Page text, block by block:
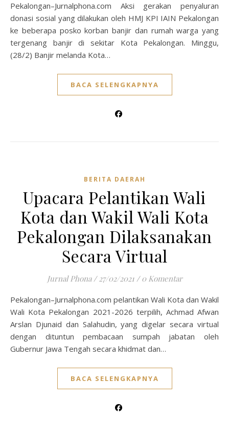
Pekalongan–Jurnalphona.com Aksi gerakan penyaluran
donasi sosial yang dilakukan oleh HMJ KPI IAIN Pekalongan
ke beberapa posko korban banjir dan rumah warga yang
tergenang banjir di sekitar Kota Pekalongan. Minggu,
(28/2) Banjir melanda Kota…
BACA SELENGKAPNYA
BERITA DAERAH
Upacara Pelantikan Wali
Kota dan Wakil Wali Kota
Pekalongan Dilaksanakan
Secara Virtual
Jurnal Phona / 27/02/2021 / 0 Komentar
Pekalongan–Jurnalphona.com pelantikan Wali Kota dan Wakil
Wali Kota Pekalongan 2021-2026 terpilih, Achmad Afwan
Arslan Djunaid dan Salahudin, yang digelar secara virtual
dengan dituntun pembacaan sumpah jabatan oleh
Gubernur Jawa Tengah secara khidmat dan…
BACA SELENGKAPNYA